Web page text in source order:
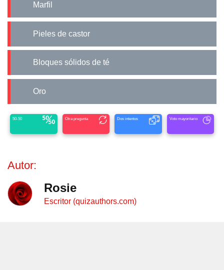
Marfil
Pieles de castor
Bloques sólidos de té
Oro
50-50 Otra pregunta Dos intentos Voto mayoritario
Autor:
Rosie
Escritor (quizauthors.com)